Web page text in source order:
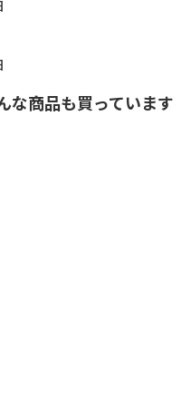
な商品も買っています